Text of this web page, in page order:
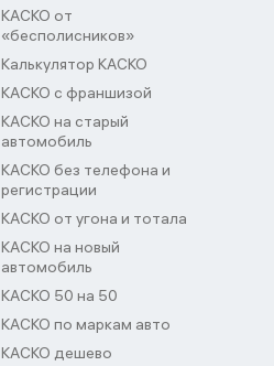
КАСКО от
«бесполисников»
Калькулятор КАСКО
КАСКО с франшизой
КАСКО на старый
автомобиль
КАСКО без телефона и
регистрации
КАСКО от угона и тотала
КАСКО на новый
автомобиль
КАСКО 50 на 50
КАСКО по маркам авто
КАСКО дешево